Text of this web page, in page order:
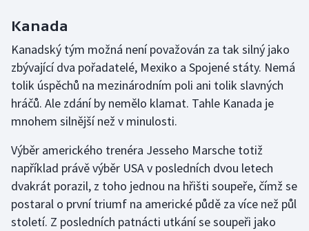
Golf
Gymnastika
Házená
Jezdectví
Judo
Krasobruslení
Kanada
Kanadský tým možná není považován za tak silný jako
zbývající dva pořadatelé, Mexiko a Spojené státy. Nemá
tolik úspěchů na mezinárodním poli ani tolik slavných
hráčů. Ale zdání by nemělo klamat. Tahle Kanada je
mnohem silnější než v minulosti.
Výběr amerického trenéra Jesseho Marsche totiž
například právě výběr USA v posledních dvou letech
dvakrát porazil, z toho jednou na hřišti soupeře, čímž se
postaral o první triumf na americké půdě za více než půl
století. Z posledních patnácti utkání se soupeři jako